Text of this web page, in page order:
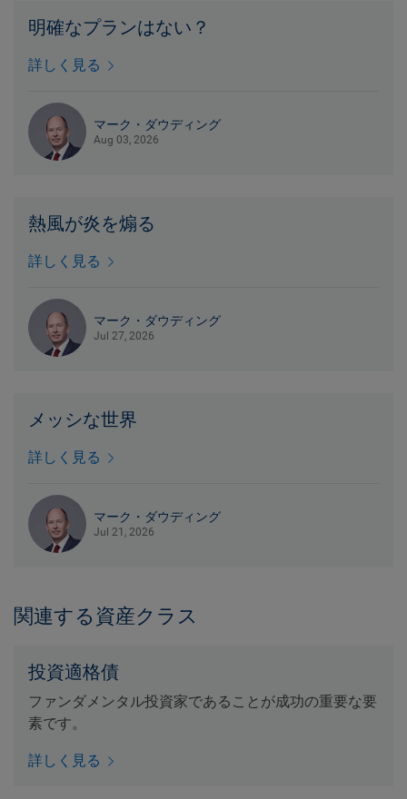
明確なプランはない？
詳しく見る
マーク・ダウディング
Aug 03, 2026
熱風が炎を煽る
詳しく見る
マーク・ダウディング
Jul 27, 2026
メッシな世界
詳しく見る
マーク・ダウディング
Jul 21, 2026
関連する資産クラス
投資適格債
ファンダメンタル投資家であることが成功の重要な要
素です。
詳しく見る